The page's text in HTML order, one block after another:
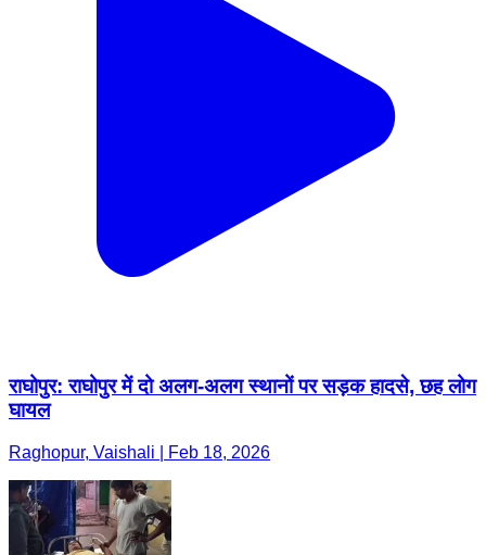
राघोपुर: राघोपुर में दो अलग-अलग स्थानों पर सड़क हादसे, छह लोग
घायल
Raghopur, Vaishali | Feb 18, 2026